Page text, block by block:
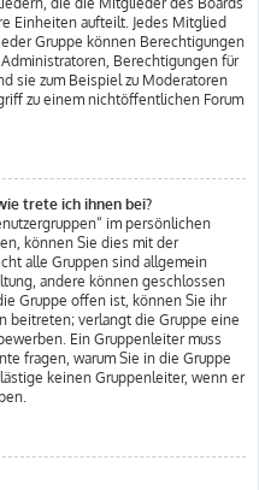
Einheiten aufteilt. Jedes Mitglied
Gruppe können Berechtigungen
Berechtigungen für
sie zum Beispiel zu Moderatoren
zu einem nichtöffentlichen Forum
trete ich ihnen bei?
im persönlichen
können Sie dies mit der
alle Gruppen sind allgemein
andere können geschlossen
Gruppe offen ist, können Sie ihr
beitreten; verlangt die Gruppe eine
Ein Gruppenleiter muss
fragen, warum Sie in die Gruppe
keinen Gruppenleiter, wenn er